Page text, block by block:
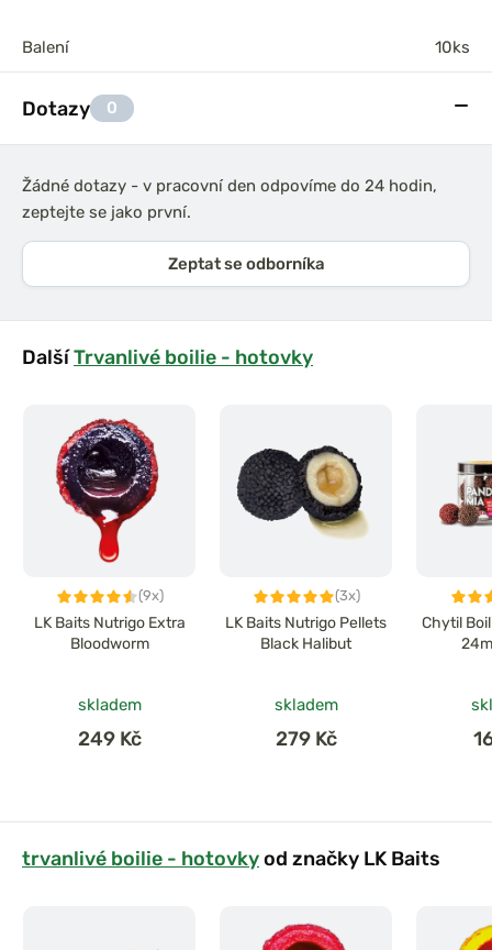
Balení 10ks
Dotazy 0
Žádné dotazy - v pracovní den odpovíme do 24 hodin,
zeptejte se jako první.
Zeptat se odborníka
DalšíTrvanlivé boilie - hotovky
(9x)
LK Baits Nutrigo Extra
Bloodworm
skladem
249 Kč
(3x)
LK Baits Nutrigo Pellets
Black Halibut
skladem
279 Kč
Chytil
trvanlivé boilie - hotovkyod značky LK Baits